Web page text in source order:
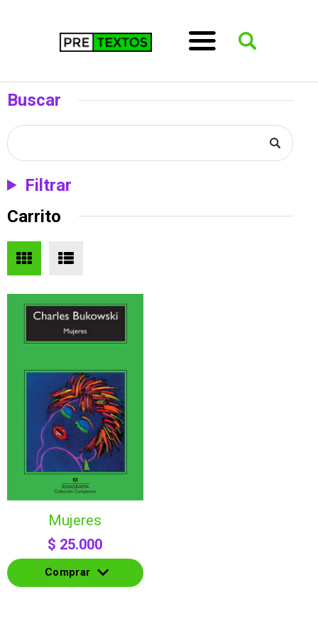
Buscar
Filtrar
Carrito
mujeres
$ 25.000
Comprar